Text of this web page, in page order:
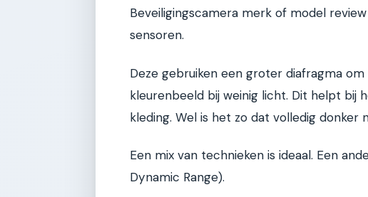
Beveiligingscamera merk of model
sensoren.
Deze gebruiken een groter diafragma
kleurenbeeld bij weinig licht. Dit helpt bij
kleding. Wel is het zo dat volledig donker
Een mix van technieken is ideaal. Een
Dynamic Range).